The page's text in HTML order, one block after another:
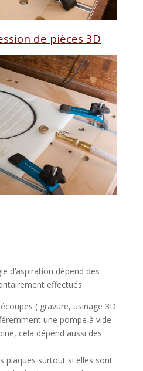
de pièces 3D
d’aspiration dépend des
effectués
( gravure, usinage 3D
une pompe à vide
cela dépend aussi des
plaques surtout si elles sont